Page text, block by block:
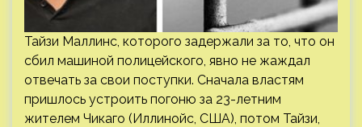
Тайзи Маллинс, которого задержали за то, что он
сбил машиной полицейского, явно не жаждал
отвечать за свои поступки. Сначала властям
пришлось устроить погоню за 23-летним
жителем Чикаго (Иллинойс, США), потом Тайзи,